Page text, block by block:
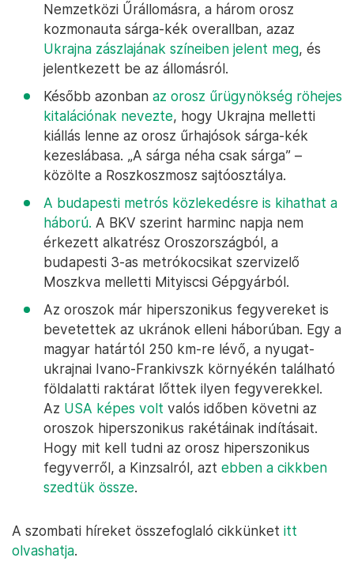
Nemzetközi Űrállomásra, a három orosz
kozmonauta sárga-kék overallban, azaz
Ukrajna zászlajának színeiben jelent meg, és
jelentkezett be az állomásról.
Később azonban az orosz űrügynökség röhejes
kitalációnak nevezte, hogy Ukrajna melletti
kiállás lenne az orosz űrhajósok sárga-kék
kezeslábasa. „A sárga néha csak sárga” –
közölte a Roszkoszmosz sajtóosztálya.
A budapesti metrós közlekedésre is kihathat a
háború. A BKV szerint harminc napja nem
érkezett alkatrész Oroszországból, a
budapesti 3-as metrókocsikat szervizelő
Moszkva melletti Mityiscsi Gépgyárból.
Az oroszok már hiperszonikus fegyvereket is
bevetettek az ukránok elleni háborúban. Egy a
magyar határtól 250 km-re lévő, a nyugat-
ukrajnai Ivano-Frankivszk környékén található
földalatti raktárat lőttek ilyen fegyverekkel.
Az USA képes volt valós időben követni az
oroszok hiperszonikus rakétáinak indításait.
Hogy mit kell tudni az orosz hiperszonikus
fegyverről, a Kinzsalról, azt ebben a cikkben
szedtük össze.
A szombati híreket összefoglaló cikkünket itt
olvashatja.